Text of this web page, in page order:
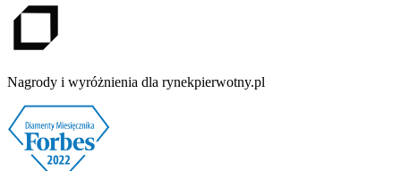
Nagrody i wyróżnienia dla rynekpierwotny.pl